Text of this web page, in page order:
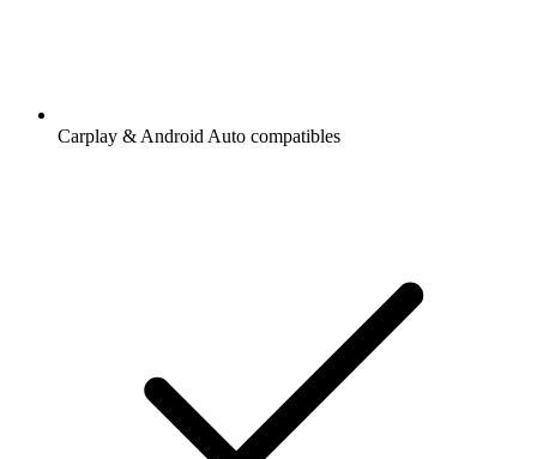
Carplay & Android Auto compatibles